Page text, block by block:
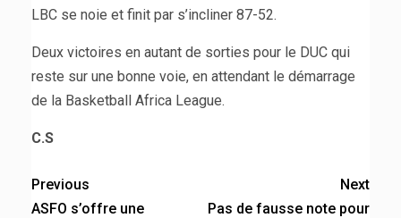
LBC se noie et finit par s’incliner 87-52.
Deux victoires en autant de sorties pour le DUC qui
reste sur une bonne voie, en attendant le démarrage
de la Basketball Africa League.
C.S
Previous
ASFO s’offre une
Next
Pas de fausse note pour